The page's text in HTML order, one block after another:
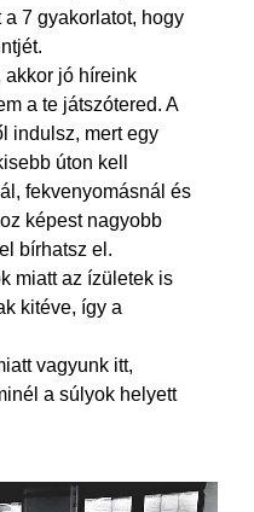
7 gyakorlatot, hogy
akkor jó híreink
a te játszótered. A
indulsz, mert egy
úton kell
fekvenyomásnál és
képest nagyobb
bírhatsz el.
miatt az ízületek is
kitéve, így a
vagyunk itt,
a súlyok helyett